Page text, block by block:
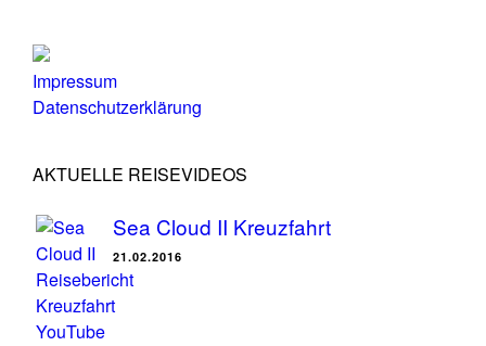
Impressum
Datenschutzerklärung
AKTUELLE REISEVIDEOS
Sea Cloud II Kreuzfahrt
21.02.2016